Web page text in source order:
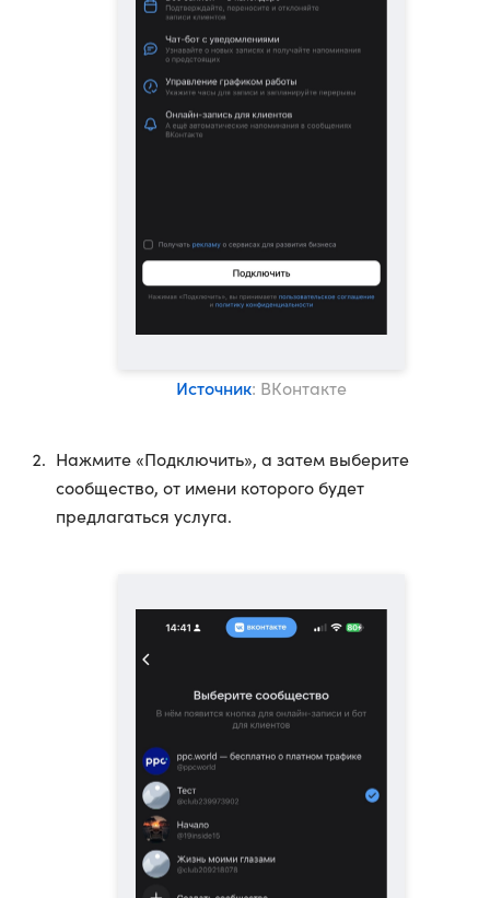
Источник: ВКонтакте
Нажмите «Подключить», а затем выберите
сообщество, от имени которого будет
предлагаться услуга.